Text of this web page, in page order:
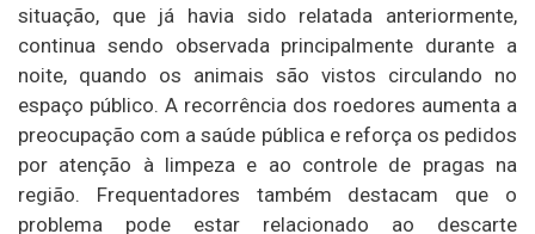
situação, que já havia sido relatada anteriormente,
continua sendo observada principalmente durante a
noite, quando os animais são vistos circulando no
espaço público. A recorrência dos roedores aumenta a
preocupação com a saúde pública e reforça os pedidos
por atenção à limpeza e ao controle de pragas na
região. Frequentadores também destacam que o
problema pode estar relacionado ao descarte